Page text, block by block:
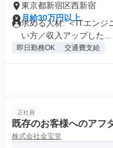
東京都新宿区西新宿
月給30万円以上
求める人材: ＜ITエンジ
い方／収入アップした...
即日勤務OK 交通費支給
正社員
既存のお客様へのアフ
株式会社金宝堂